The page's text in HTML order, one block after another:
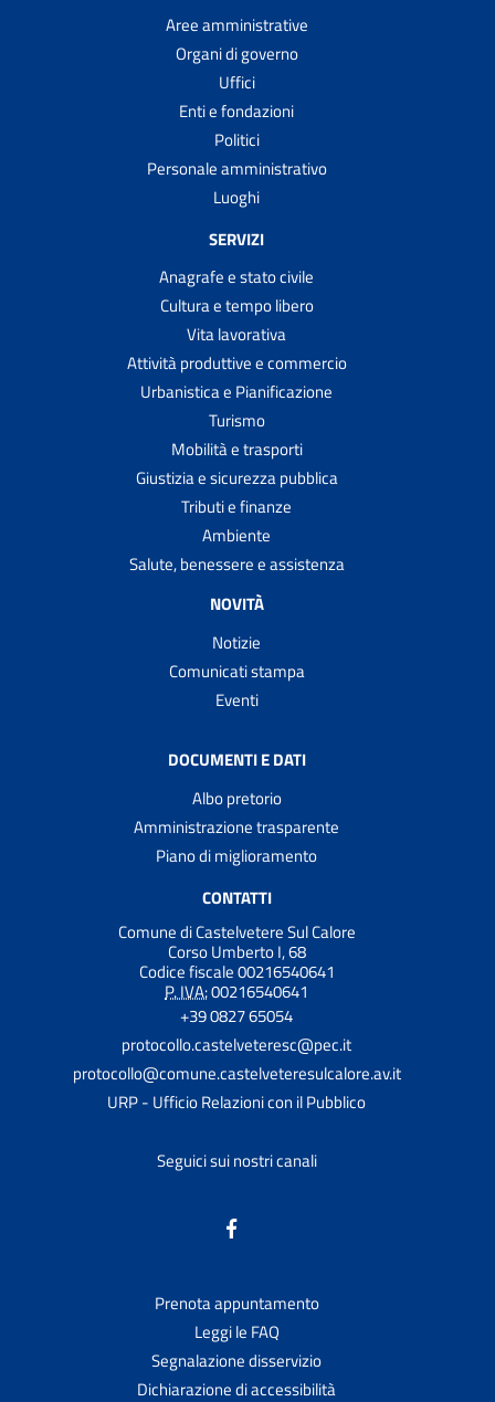
Aree amministrative
Organi di governo
Uffici
Enti e fondazioni
Politici
Personale amministrativo
Luoghi
SERVIZI
Anagrafe e stato civile
Cultura e tempo libero
Vita lavorativa
Attività produttive e commercio
Urbanistica e Pianificazione
Turismo
Mobilità e trasporti
Giustizia e sicurezza pubblica
Tributi e finanze
Ambiente
Salute, benessere e assistenza
NOVITÀ
Notizie
Comunicati stampa
Eventi
DOCUMENTI E DATI
Albo pretorio
Amministrazione trasparente
Piano di miglioramento
CONTATTI
Comune di Castelvetere Sul Calore
Corso Umberto I, 68
Codice fiscale 00216540641
P. IVA:00216540641
+39 0827 65054
protocollo.castelveteresc@pec.it
protocollo@comune.castelveteresulcalore.av.it
URP - Ufficio Relazioni con il Pubblico
Seguici sui nostri canali
Prenota appuntamento
Leggi le FAQ
Segnalazione disservizio
Dichiarazione di accessibilità